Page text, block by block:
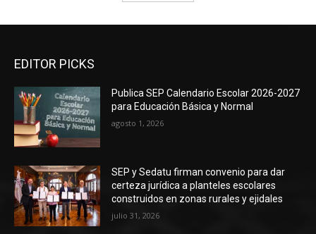
EDITOR PICKS
Publica SEP Calendario Escolar 2026-2027
para Educación Básica y Normal
agosto 1, 2026
SEP y Sedatu firman convenio para dar
certeza jurídica a planteles escolares
construidos en zonas rurales y ejidales
julio 31, 2026